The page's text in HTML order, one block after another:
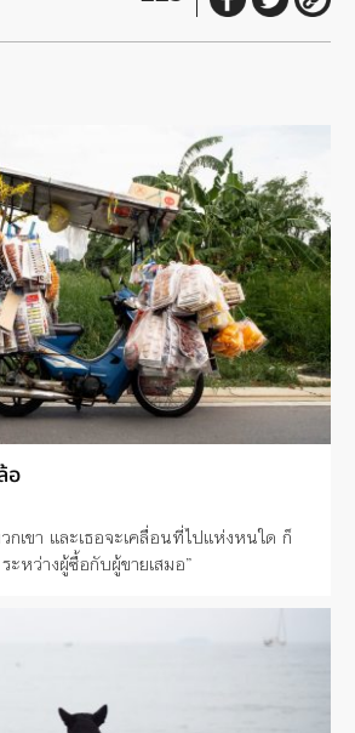
อ
กเขา และเธอจะเคลื่อนที่ไปแห่งหนใด ก็
ะหว่างผู้ซื้อกับผู้ขายเสมอ”